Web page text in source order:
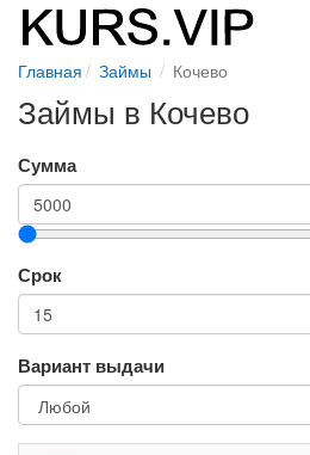
Главная Займы Кочево
Займы в Кочево
Сумма
Срок
Вариант выдачи